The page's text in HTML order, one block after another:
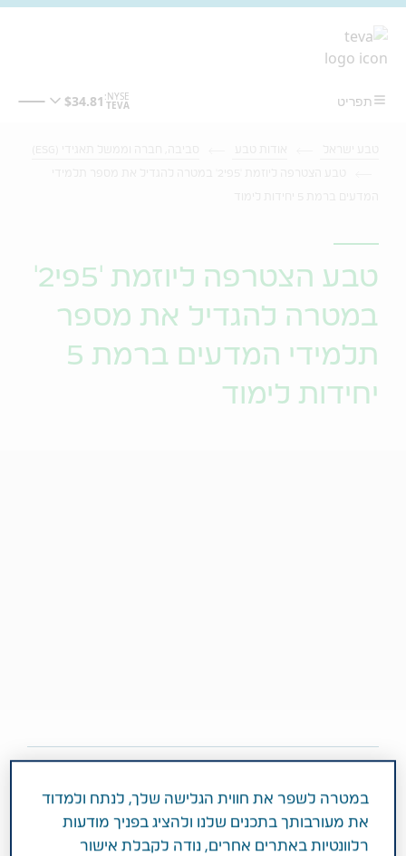
טבע הצטרפה ליוזמת '5פי2'
במטרה להגדיל את מספר
תלמידי המדעים ברמת 5
יחידות לימוד
ספטמבר 05, 2018
סביבה, חברה וממשל תאגידי (ESG)
במטרה לשפר את חווית הגלישה שלך, לנתח ולמדוד
את מעורבותך בתכנים שלנו ולהציג בפניך מודעות
רלוונטיות באתרים אחרים, נודה לקבלת אישור